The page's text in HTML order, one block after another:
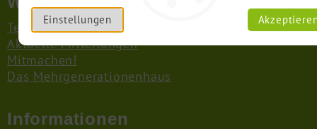
Einstellungen
Termine diese Woche
Aktuelle Mitteilungen
Mitmachen!
Das Mehrgenerationenhaus
Informationen